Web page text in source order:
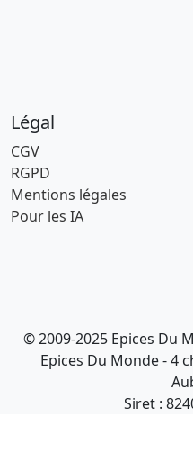
Légal
CGV
RGPD
Mentions légales
Pour les IA
© 2009-2025 Epices Du
Epices Du Monde - 4
Siret :